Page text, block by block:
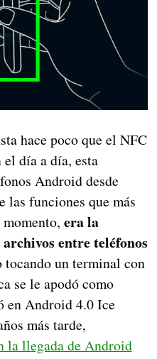
hace poco que el NFC
día a día, esta
Android desde
las funciones que más
era la
entre teléfonos
un terminal con
se le apodó como
en Android 4.0 Ice
más tarde,
la llegada de Android